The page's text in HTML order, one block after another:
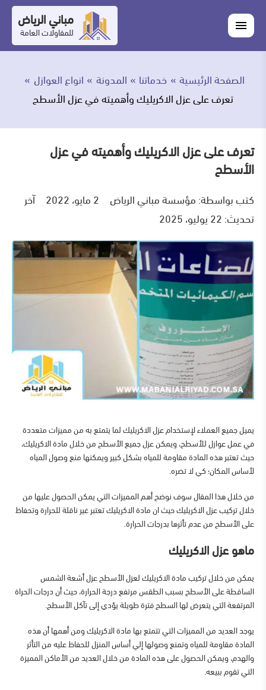
إلى
المحتوى
القائمة
مباني الرياض
للمقاولات العامة
اغلاق
القائمة
أعمالنا
المدونة
بنا
الصفحة الرئيسية خدماتنا المدونة
انواع العوازل
تعرف على عزل الاكريليك وأهميته في عزل الأسطح
تعرف على عزل الاكريليك وأهميته في عزل
الأسطح
كتب بواسطة: مؤسسة مباني الرياض 2 مايو، 2022
آخر
تحديث: 22 يوليو، 2025
يميل جميع العملاء لإستخدام عزل الاكريليك لما يتمتع به من مميزات متعددة
في عمل عوازل للأسطح، ويمكن عزل جميع الأسطح من خلال مادة الاكريليك،
حيث تعتبر هذه المادة مقاومة للمياه بشكل كبير ويمكنها منع وصول المياه
لأساس المكان؛ كي لا تضره.
من خلال هذا المقال سوف نوضح أهم المميزات التي يمكن الحصول عليها من
خلال تركيب عزل الاكريليك حيث ان مادة الاكريليك تعتبر غير ناقلة للحرارة وتحفاظ
على الأسطح من عدم تأثرها بدرجات الحرارة.
ماهو عزل الاكريليك
يمكن من خلال تركيب مادة الاكريليك لعزل الأسطح عزل أشعة الشمس
الساقطة على الأسطح بسبب الطقس مرتفع درجة الحرارة، حيث أن درجات الحراة
المرتفعة التي يتعرض لها السطح فترة طويلة يؤدي إلى تآكل الأسطح.
يوجد العديد من المميزات التي تتمتع بها مادة الاكريليك ومن أهمها أن هذه
المادة مقاومة للمياه وتمنع وصولها إلي أساس المنزل للحفاظ عليه من التأثر
والهدم، ويمكن الحصول على هذه المادة من خلال العديد من الأماكن المميزة
التي تقوم ببيعه.